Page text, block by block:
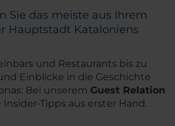
Sie das meiste aus Ihrem
Hauptstadt Kataloniens
und Restaurants bis zu
Einblicke in die Geschichte
Bei unserem Guest Relation
Insider-Tipps aus erster Hand.